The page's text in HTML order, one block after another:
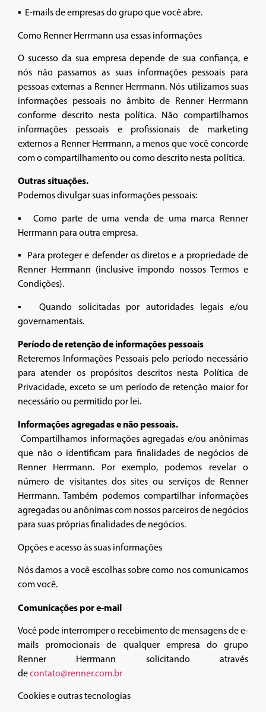
▪ E-mails de empresas do grupo que você abre.
Como Renner Herrmann usa essas informações
O sucesso da sua empresa depende de sua confiança, e
nós não passamos as suas informações pessoais para
pessoas externas a Renner Herrmann. Nós utilizamos suas
informações pessoais no âmbito de Renner Herrmann
conforme descrito nesta política. Não compartilhamos
informações pessoais e profissionais de marketing
externos a Renner Herrmann, a menos que você concorde
com o compartilhamento ou como descrito nesta política.
Outras situações.
Podemos divulgar suas informações pessoais:
▪ Como parte de uma venda de uma marca Renner
Herrmann para outra empresa.
▪ Para proteger e defender os diretos e a propriedade de
Renner Herrmann (inclusive impondo nossos Termos e
Condições).
▪ Quando solicitadas por autoridades legais e/ou
governamentais.
Período de retenção de informações pessoais
Reteremos Informações Pessoais pelo período necessário
para atender os propósitos descritos nesta Política de
Privacidade, exceto se um período de retenção maior for
necessário ou permitido por lei.
Informações agregadas e não pessoais.
Compartilhamos informações agregadas e/ou anônimas
que não o identificam para finalidades de negócios de
Renner Herrmann. Por exemplo, podemos revelar o
número de visitantes dos sites ou serviços de Renner
Herrmann. Também podemos compartilhar informações
agregadas ou anônimas com nossos parceiros de negócios
para suas próprias finalidades de negócios.
Opções e acesso às suas informações
Nós damos a você escolhas sobre como nos comunicamos
com você.
Comunicações por e-mail
Você pode interromper o recebimento de mensagens de e-
mails promocionais de qualquer empresa do grupo
Renner Herrmann solicitando através
decontato@renner.com.br
Cookies e outras tecnologias